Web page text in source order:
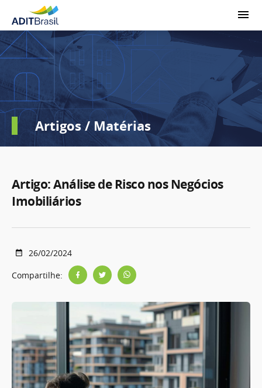
Artigos / Matérias
Artigo: Análise de Risco nos Negócios
Imobiliários
26/02/2024
Compartilhe: